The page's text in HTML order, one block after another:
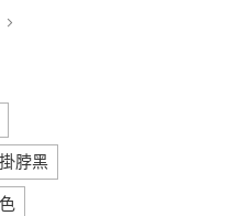
脖黑